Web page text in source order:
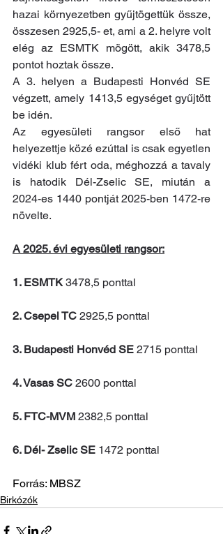
hazai környezetben gyűjtögettük össze,
összesen 2925,5- et, ami a 2. helyre volt
elég az ESMTK mögött, akik 3478,5
pontot hoztak össze.
A 3. helyen a Budapesti Honvéd SE
végzett, amely 1413,5 egységet gyűjtött
be idén.
Az egyesületi rangsor első hat
helyezettje közé ezúttal is csak egyetlen
vidéki klub fért oda, méghozzá a tavaly
is hatodik Dél-Zselic SE, miután a
2024-es 1440 pontját 2025-ben 1472-re
növelte.
A 2025. évi egyesületi rangsor:
1. ESMTK 3478,5 ponttal
2. Csepel TC 2925,5 ponttal
3. Budapesti Honvéd SE 2715 ponttal
4. Vasas SC 2600 ponttal
5. FTC-MVM 2382,5 ponttal
6. Dél- Zselic SE 1472 ponttal
Forrás: MBSZ
Birkózók